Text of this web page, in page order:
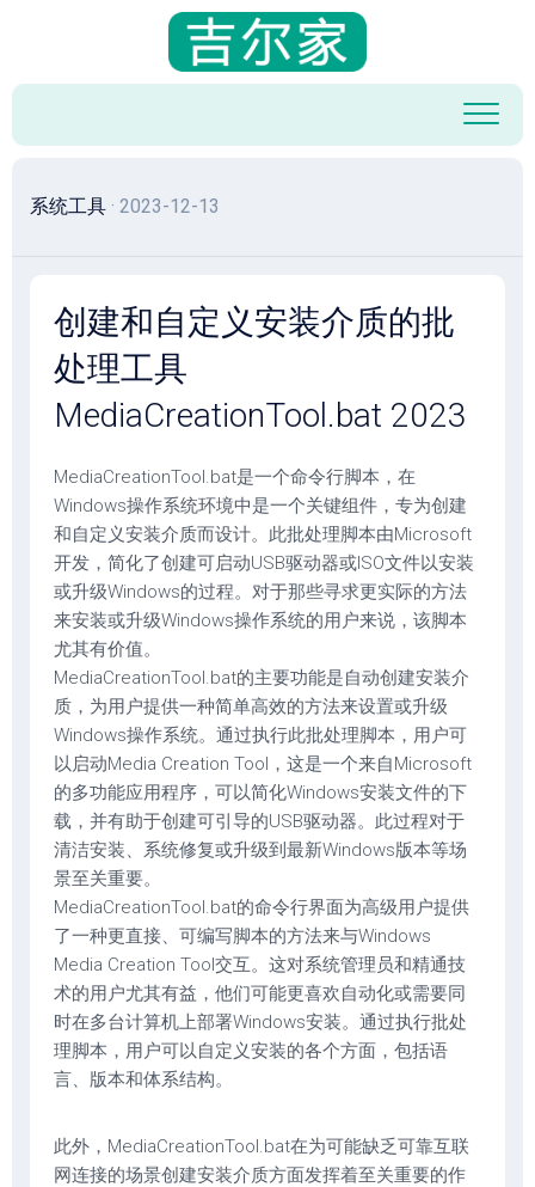
容
系统工具 · 2023-12-13
创建和自定义安装介质的批
处理工具
MediaCreationTool.bat 2023
MediaCreationTool.bat是一个命令行脚本，在
Windows操作系统环境中是一个关键组件，专为创建
和自定义安装介质而设计。此批处理脚本由Microsoft
开发，简化了创建可启动USB驱动器或ISO文件以安装
或升级Windows的过程。对于那些寻求更实际的方法
来安装或升级Windows操作系统的用户来说，该脚本
尤其有价值。
MediaCreationTool.bat的主要功能是自动创建安装介
质，为用户提供一种简单高效的方法来设置或升级
Windows操作系统。通过执行此批处理脚本，用户可
以启动Media Creation Tool，这是一个来自Microsoft
的多功能应用程序，可以简化Windows安装文件的下
载，并有助于创建可引导的USB驱动器。此过程对于
清洁安装、系统修复或升级到最新Windows版本等场
景至关重要。
MediaCreationTool.bat的命令行界面为高级用户提供
了一种更直接、可编写脚本的方法来与Windows
Media Creation Tool交互。这对系统管理员和精通技
术的用户尤其有益，他们可能更喜欢自动化或需要同
时在多台计算机上部署Windows安装。通过执行批处
理脚本，用户可以自定义安装的各个方面，包括语
言、版本和体系结构。
此外，MediaCreationTool.bat在为可能缺乏可靠互联
网连接的场景创建安装介质方面发挥着至关重要的作